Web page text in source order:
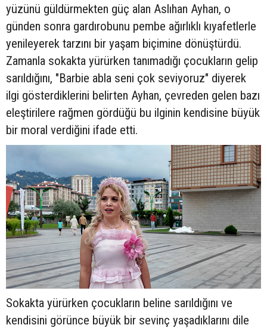
yüzünü güldürmekten güç alan Aslıhan Ayhan, o
günden sonra gardırobunu pembe ağırlıklı kıyafetlerle
yenileyerek tarzını bir yaşam biçimine dönüştürdü.
Zamanla sokakta yürürken tanımadığı çocukların gelip
sarıldığını, "Barbie abla seni çok seviyoruz" diyerek
ilgi gösterdiklerini belirten Ayhan, çevreden gelen bazı
eleştirilere rağmen gördüğü bu ilginin kendisine büyük
bir moral verdiğini ifade etti.
Sokakta yürürken çocukların beline sarıldığını ve
kendisini görünce büyük bir sevinç yaşadıklarını dile